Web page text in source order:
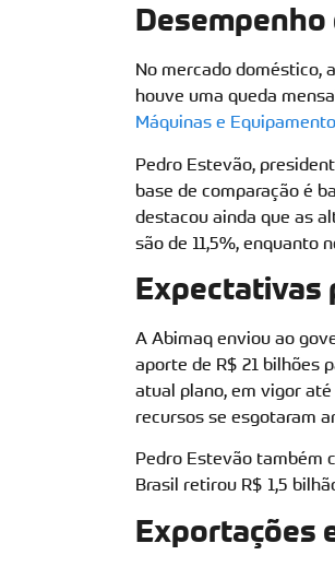
No mercado doméstico,
houve uma queda
Máquinas e
Pedro Estevão,
base de comparação é
destacou ainda que as
são de 11,5%, enquanto
Expectativas
A Abimaq enviou ao
aporte de R$ 21 bilhões
atual plano, em vigor até
recursos se esgotaram
Pedro Estevão também
Brasil retirou R$ 1,5
Exportações